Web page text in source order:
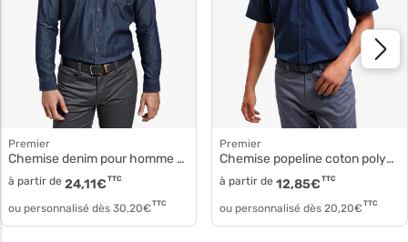
Premier
Chemise denim pour homme pr222
à partir de 24,11€ TTC
ou personnalisé dès 30,20€ TTC
Premier
Chemise popeline coton polyester pr202
à partir de 12,85€ TTC
ou personnalisé dès 20,20€ TTC